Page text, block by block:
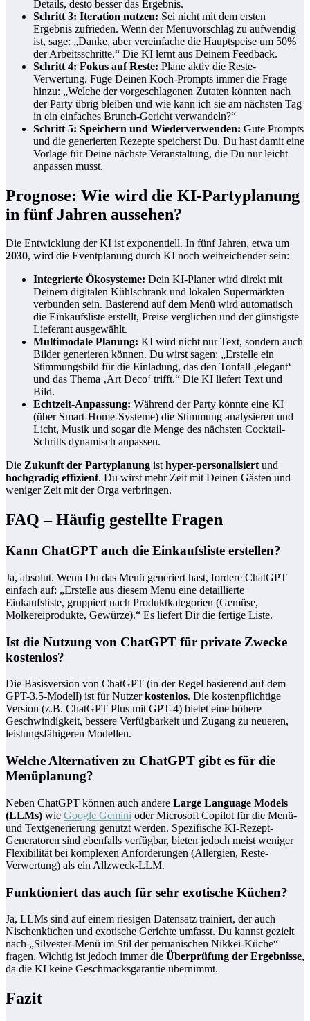
Details, desto besser das Ergebnis.
Schritt 3: Iteration nutzen: Sei nicht mit dem ersten
Ergebnis zufrieden. Wenn der Menüvorschlag zu aufwendig
ist, sage: „Danke, aber vereinfache die Hauptspeise um 50%
der Arbeitsschritte.“ Die KI lernt aus Deinem Feedback.
Schritt 4: Fokus auf Reste: Plane aktiv die Reste-
Verwertung. Füge Deinen Koch-Prompts immer die Frage
hinzu: „Welche der vorgeschlagenen Zutaten könnten nach
der Party übrig bleiben und wie kann ich sie am nächsten Tag
in ein einfaches Brunch-Gericht verwandeln?“
Schritt 5: Speichern und Wiederverwenden: Gute Prompts
und die generierten Rezepte speicherst Du. Du hast damit eine
Vorlage für Deine nächste Veranstaltung, die Du nur leicht
anpassen musst.
Prognose: Wie wird die KI-Partyplanung
in fünf Jahren aussehen?
Die Entwicklung der KI ist exponentiell. In fünf Jahren, etwa um
2030, wird die Eventplanung durch KI noch weitreichender sein:
Integrierte Ökosysteme: Dein KI-Planer wird direkt mit
Deinem digitalen Kühlschrank und lokalen Supermärkten
verbunden sein. Basierend auf dem Menü wird automatisch
die Einkaufsliste erstellt, Preise verglichen und der günstigste
Lieferant ausgewählt.
Multimodale Planung: KI wird nicht nur Text, sondern auch
Bilder generieren können. Du wirst sagen: „Erstelle ein
Stimmungsbild für die Einladung, das den Tonfall ‚elegant‘
und das Thema ‚Art Deco‘ trifft.“ Die KI liefert Text und
Bild.
Echtzeit-Anpassung: Während der Party könnte eine KI
(über Smart-Home-Systeme) die Stimmung analysieren und
Licht, Musik und sogar die Menge des nächsten Cocktail-
Schritts dynamisch anpassen.
Die Zukunft der Partyplanung isthyper-personalisiertund
hochgradig effizient. Du wirst mehr Zeit mit Deinen Gästen und
weniger Zeit mit der Orga verbringen.
FAQ – Häufig gestellte Fragen
Kann ChatGPT auch die Einkaufsliste erstellen?
Ja, absolut. Wenn Du das Menü generiert hast, fordere ChatGPT
einfach auf: „Erstelle aus diesem Menü eine detaillierte
Einkaufsliste, gruppiert nach Produktkategorien (Gemüse,
Molkereiprodukte, Gewürze).“ Es liefert Dir die fertige Liste.
Ist die Nutzung von ChatGPT für private Zwecke
kostenlos?
Die Basisversion von ChatGPT (in der Regel basierend auf dem
GPT-3.5-Modell) ist für Nutzerkostenlos. Die kostenpflichtige
Version (z.B. ChatGPT Plus mit GPT-4) bietet eine höhere
Geschwindigkeit, bessere Verfügbarkeit und Zugang zu neueren,
leistungsfähigeren Modellen.
Welche Alternativen zu ChatGPT gibt es für die
Menüplanung?
Neben ChatGPT können auch andere Large Language Models
(LLMs) wie Google Gemini oder Microsoft Copilot für die Menü-
und Textgenerierung genutzt werden. Spezifische KI-Rezept-
Generatoren sind ebenfalls verfügbar, bieten jedoch meist weniger
Flexibilität bei komplexen Anforderungen (Allergien, Reste-
Verwertung) als ein Allzweck-LLM.
Funktioniert das auch für sehr exotische Küchen?
Ja, LLMs sind auf einem riesigen Datensatz trainiert, der auch
Nischenküchen und exotische Gerichte umfasst. Du kannst gezielt
nach „Silvester-Menü im Stil der peruanischen Nikkei-Küche“
fragen. Wichtig ist jedoch immer die Überprüfung der Ergebnisse,
da die KI keine Geschmacksgarantie übernimmt.
Fazit